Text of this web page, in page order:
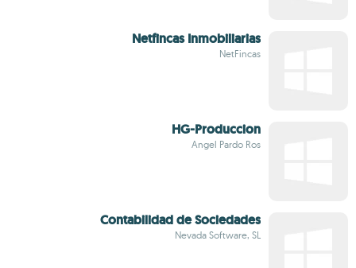
Netfincas Inmobiliarias
NetFincas
HG-Produccion
Angel Pardo Ros
Contabilidad de Sociedades
Nevada Software, SL